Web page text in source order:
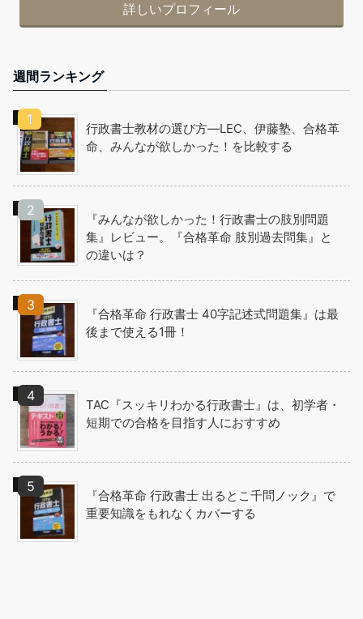
詳しいプロフィール
週間ランキング
行政書士教材の選び方―LEC、伊藤塾、合格革
命、みんなが欲しかった！を比較する
『みんなが欲しかった！行政書士の肢別問題
集』レビュー。『合格革命 肢別過去問集』と
の違いは？
『合格革命 行政書士 40字記述式問題集』は最
後まで使える1冊！
TAC『スッキリわかる行政書士』は、初学者・
短期での合格を目指す人におすすめ
『合格革命 行政書士 出るとこ千問ノック』で
重要知識をもれなくカバーする